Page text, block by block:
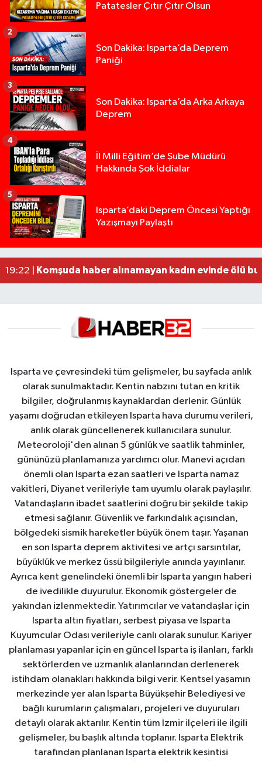
Patatesler Çıtır Çıtır Olsun
Son Dakika: Isparta’da Deprem
Paniği
2
Son Dakika: Isparta’da Arka Arkaya
Deprem
3
İl Milli Eğitim’de Şube Müdürü
Hakkında Şok İddialar
4
Isparta’daki Deprem Öncesi Yaptığı
Yazışmayı Paylaştı
5
13:00 |Yığılca'da kardeşler arasındaki silahlı kavgada
12:48 |Tur teknesi çalışanlarının birbirine girdiği kavga
02:26 |MOTOSİKLETLE ÇARPIŞAN OTOMOBİL GÜL
19:22 |
Komşuda haber alınamayan kadın evinde ölü
Isparta ve çevresindeki tüm gelişmeler, bu sayfada anlık
olarak sunulmaktadır. Kentin nabzını tutan en kritik
bilgiler, doğrulanmış kaynaklardan derlenir. Günlük
yaşamı doğrudan etkileyen Isparta hava durumu verileri,
anlık olarak güncellenerek kullanıcılara sunulur.
Meteoroloji'den alınan 5 günlük ve saatlik tahminler,
gününüzü planlamanıza yardımcı olur. Manevi açıdan
önemli olan Isparta ezan saatleri ve Isparta namaz
vakitleri, Diyanet verileriyle tam uyumlu olarak paylaşılır.
Vatandaşların ibadet saatlerini doğru bir şekilde takip
etmesi sağlanır. Güvenlik ve farkındalık açısından,
bölgedeki sismik hareketler büyük önem taşır. Yaşanan
en son Isparta deprem aktivitesi ve artçı sarsıntılar,
büyüklük ve merkez üssü bilgileriyle anında yayınlanır.
Ayrıca kent genelindeki önemli bir Isparta yangın haberi
de ivedilikle duyurulur. Ekonomik göstergeler de
yakından izlenmektedir. Yatırımcılar ve vatandaşlar için
Isparta altın fiyatları, serbest piyasa ve Isparta
Kuyumcular Odası verileriyle canlı olarak sunulur. Kariyer
planlaması yapanlar için en güncel Isparta iş ilanları, farklı
sektörlerden ve uzmanlık alanlarından derlenerek
istihdam olanakları hakkında bilgi verir. Kentsel yaşamın
merkezinde yer alan Isparta Büyükşehir Belediyesi ve
bağlı kurumların çalışmaları, projeleri ve duyuruları
detaylı olarak aktarılır. Kentin tüm İzmir ilçeleri ile ilgili
gelişmeler, bu başlık altında toplanır. Isparta Elektrik
tarafından planlanan Isparta elektrik kesintisi